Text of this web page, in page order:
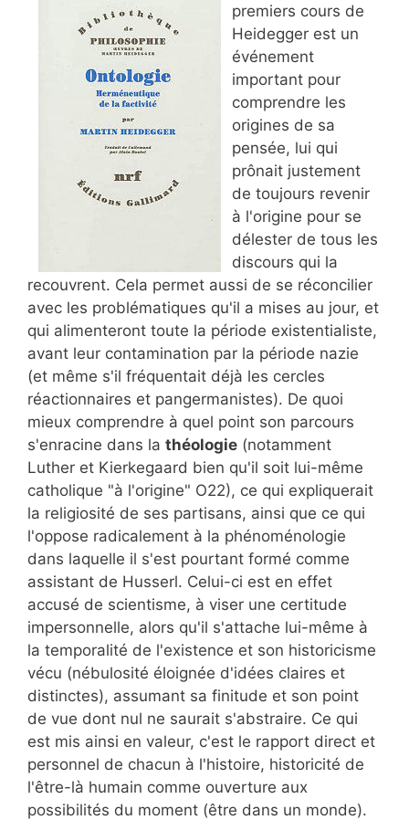
premiers cours de
Heidegger est un
événement
important pour
comprendre les
origines de sa
pensée, lui qui
prônait justement
de toujours revenir
à l'origine pour se
délester de tous les
discours qui la
recouvrent. Cela permet aussi de se réconcilier
avec les problématiques qu'il a mises au jour, et
qui alimenteront toute la période existentialiste,
avant leur contamination par la période nazie
(et même s'il fréquentait déjà les cercles
réactionnaires et pangermanistes). De quoi
mieux comprendre à quel point son parcours
s'enracine dans la théologie (notamment
Luther et Kierkegaard bien qu'il soit lui-même
catholique "à l'origine" O22), ce qui expliquerait
la religiosité de ses partisans, ainsi que ce qui
l'oppose radicalement à la phénoménologie
dans laquelle il s'est pourtant formé comme
assistant de Husserl. Celui-ci est en effet
accusé de scientisme, à viser une certitude
impersonnelle, alors qu'il s'attache lui-même à
la temporalité de l'existence et son historicisme
vécu (nébulosité éloignée d'idées claires et
distinctes), assumant sa finitude et son point
de vue dont nul ne saurait s'abstraire. Ce qui
est mis ainsi en valeur, c'est le rapport direct et
personnel de chacun à l'histoire, historicité de
l'être-là humain comme ouverture aux
possibilités du moment (être dans un monde).